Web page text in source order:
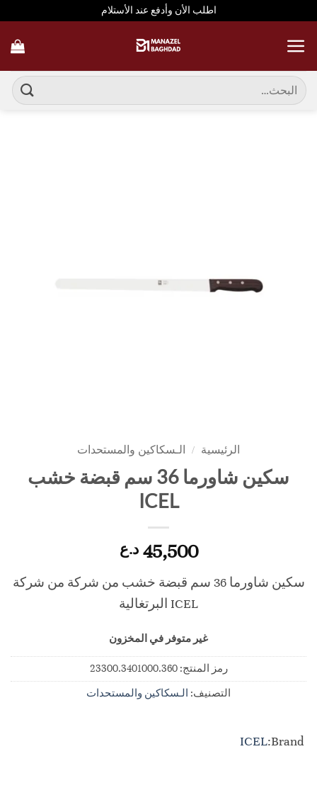
اطلب الأن وأدفع عند الأستلام
البحث
عن:
الرئيسية / الـسكاكين والمستحدات
سكين شاورما 36 سم قبضة خشب
ICEL
45,500 د.ع
سكين شاورما 36 سم قبضة خشب من شركة من شركة
ICEL البرتغالية
غير متوفر في المخزون
رمز المنتج:23300.3401000.360
التصنيف: الـسكاكين والمستحدات
Brand:
ICEL